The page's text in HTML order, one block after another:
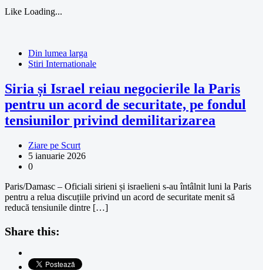
Like Loading...
Din lumea larga
Stiri Internationale
Siria și Israel reiau negocierile la Paris
pentru un acord de securitate, pe fondul
tensiunilor privind demilitarizarea
Ziare pe Scurt
5 ianuarie 2026
0
Paris/Damasc – Oficiali sirieni și israelieni s-au întâlnit luni la Paris
pentru a relua discuțiile privind un acord de securitate menit să
reducă tensiunile dintre […]
Share this: